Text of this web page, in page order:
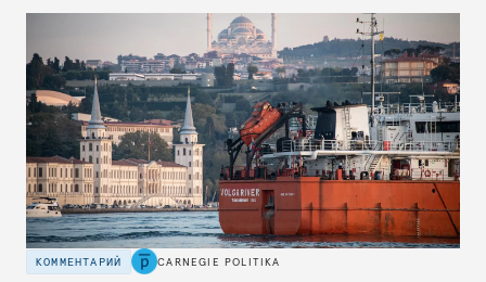
могут двигаться по пути евроатлантической
интеграции, наращивая сотрудничество с
Европейским союзом и США. Впрочем, на этом
пути остается множество препятствий
КОММЕНТАРИЙ CARNEGIE POLITIKA